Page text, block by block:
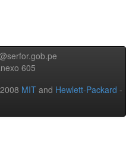
605
MIT and Hewlett-Packard -